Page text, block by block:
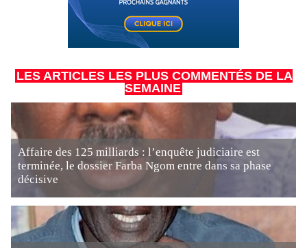
LES ARTICLES LES PLUS COMMENTÉS DE LA
SEMAINE
Affaire des 125 milliards : l’enquête judiciaire est
terminée, le dossier Farba Ngom entre dans sa phase
décisive